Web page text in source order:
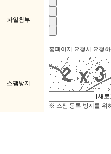
파일첨부
홈페이지 요청시 요청
스팸방지
[새로
※ 스팸 등록 방지를 위